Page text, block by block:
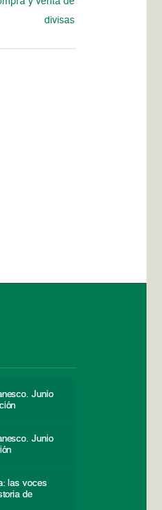
divisas
Junio
Junio
las voces
de